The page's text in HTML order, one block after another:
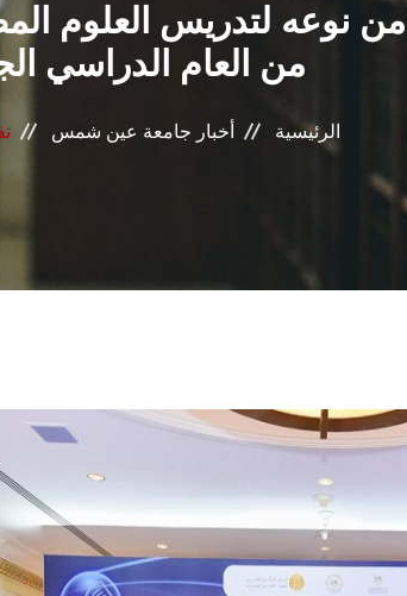
نوعه لتدريس العلوم
من العام الدراسي
الرئيسية أخبار جامعة عين شمس